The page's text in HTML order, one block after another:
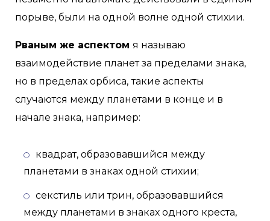
порыве, были на одной волне одной стихии.
Рваным же аспектом я называю
взаимодействие планет за пределами знака,
но в пределах орбиса, такие аспекты
случаются между планетами в конце и в
начале знака, например:
квадрат, образовавшийся между
планетами в знаках одной стихии;
секстиль или трин, образовавшийся
между планетами в знаках одного креста,